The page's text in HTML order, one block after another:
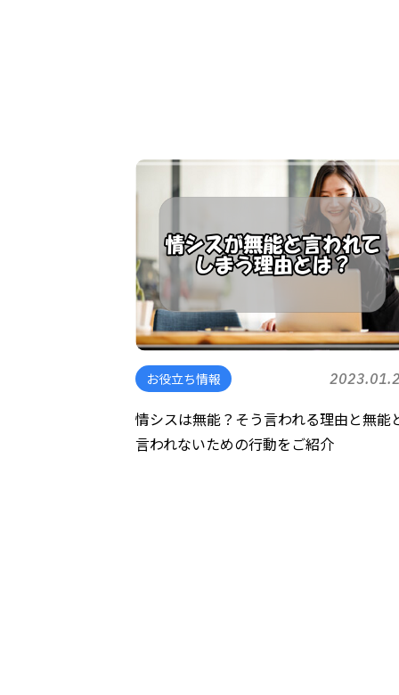
お役立ち情報
情シスは無能？そう言われる理由と無能
言われないための行動をご紹介